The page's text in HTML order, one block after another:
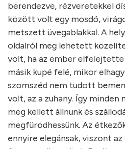
berendezve, rézveretekkel
között volt egy mosdó,
metszett üvegablakkal. A
oldalról meg lehetett
volt, ha az ember
másik kupé felé, mikor
szomszéd nem tudott
volt, az a zuhany. Így minden
meg kellett állnunk és
megfürödhessünk. Az
ennyire elegánsak, viszont